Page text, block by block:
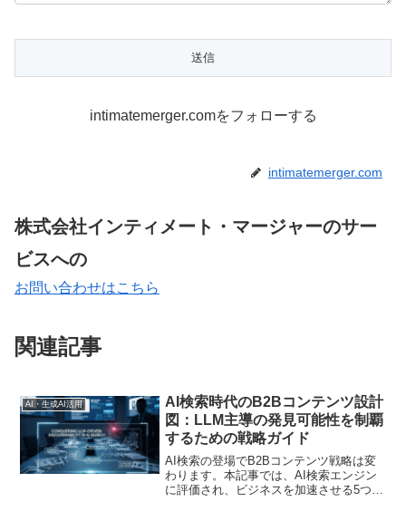
intimatemerger.comをフォローする
intimatemerger.com
株式会社インティメート・マージャーのサー
ビスへの
お問い合わせはこちら
関連記事
AI・生成AI活用
AI検索時代のB2Bコンテンツ設計
図：LLM主導の発見可能性を制覇
するための戦略ガイド
AI検索の登場でB2Bコンテンツ戦略は変
わります。本記事では、AI検索エンジン
に評価され、ビジネスを加速させる5つの